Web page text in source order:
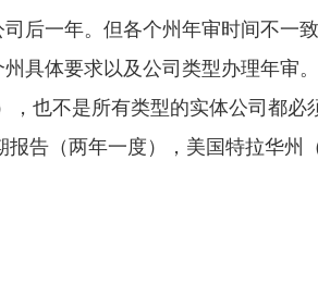
后一年。但各个州年审时间不一
具体要求以及公司类型办理年审
，也不是所有类型的实体公司都必
报告（两年一度），美国特拉华州